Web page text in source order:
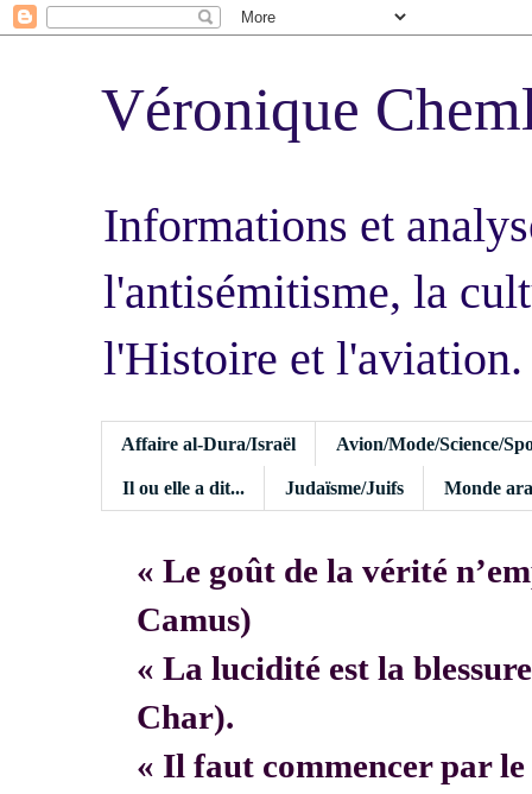
Véronique
Informations et
l'antisémitisme, la
l'Histoire et l'aviation.
Affaire al-Dura/Israël Avion/Mode/Science/
Il ou elle a dit... Judaïsme/Juifs Monde
« Le goût de la vérité
Camus)
« La lucidité est la
Char).
« Il faut commencer par le